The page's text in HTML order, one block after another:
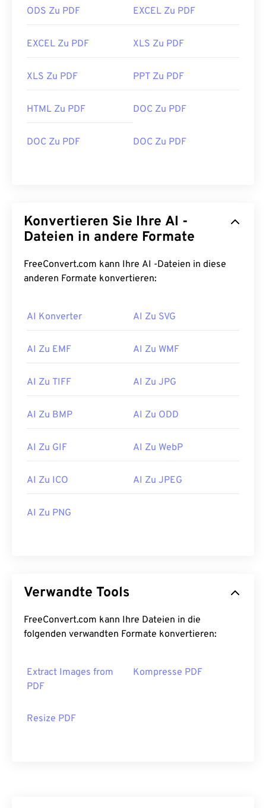
ODS Zu PDF EXCEL Zu PDF
EXCEL Zu PDF XLS Zu PDF
XLS Zu PDF PPT Zu PDF
HTML Zu PDF DOC Zu PDF
DOC Zu PDF DOC Zu PDF
Konvertieren Sie Ihre AI -
Dateien in andere Formate
FreeConvert.com kann Ihre AI -Dateien in diese
anderen Formate konvertieren:
AI Konverter AI Zu SVG
AI Zu EMF AI Zu WMF
AI Zu TIFF AI Zu JPG
AI Zu BMP AI Zu ODD
AI Zu GIF AI Zu WebP
AI Zu ICO AI Zu JPEG
AI Zu PNG
Verwandte Tools
FreeConvert.com kann Ihre Dateien in die
folgenden verwandten Formate konvertieren:
Extract Images from
PDF
Kompresse PDF
Resize PDF